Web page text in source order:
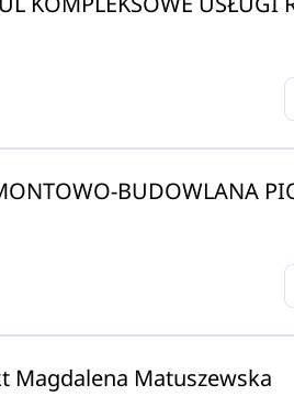
BUDOWLANA
Magdalena Matuszewska